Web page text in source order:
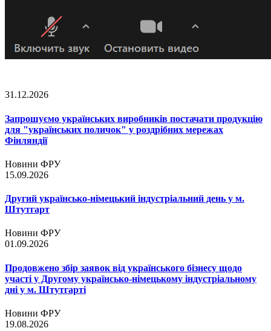
31.12.2026
Запрошуємо українських виробників постачати продукцію
для "українських поличок" у роздрібних мережах
Фінляндії
Новини ФРУ
15.09.2026
Другий українсько-німецький індустріальний день у м.
Штутгарт
Новини ФРУ
01.09.2026
Продовжено збір заявок від українського бізнесу щодо
участі у Другому українсько-німецькому індустріальному
дні у м. Штутгарті
Новини ФРУ
19.08.2026